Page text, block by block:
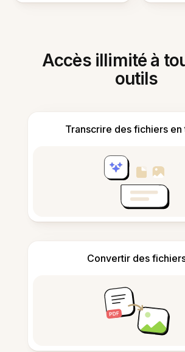
Accès illimité à
outils
Transcrire des fichiers en
Convertir des